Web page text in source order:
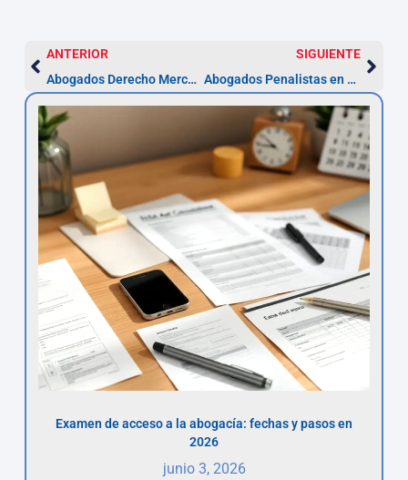
ANTERIOR
Abogados Derecho Mercantil en Castellón
SIGUIENTE
Abogados Penalistas en Castellón – Guía práctica
Examen de acceso a la abogacía: fechas y pasos en
2026
junio 3, 2026